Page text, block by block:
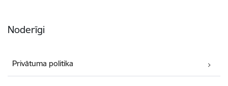
Noderīgi
Privātuma politika